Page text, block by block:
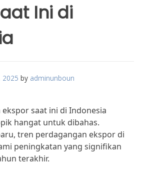
Ini di
2025 by adminunboun
saat ini di Indonesia
hangat untuk dibahas.
tren perdagangan ekspor di
peningkatan yang signifikan
terakhir.